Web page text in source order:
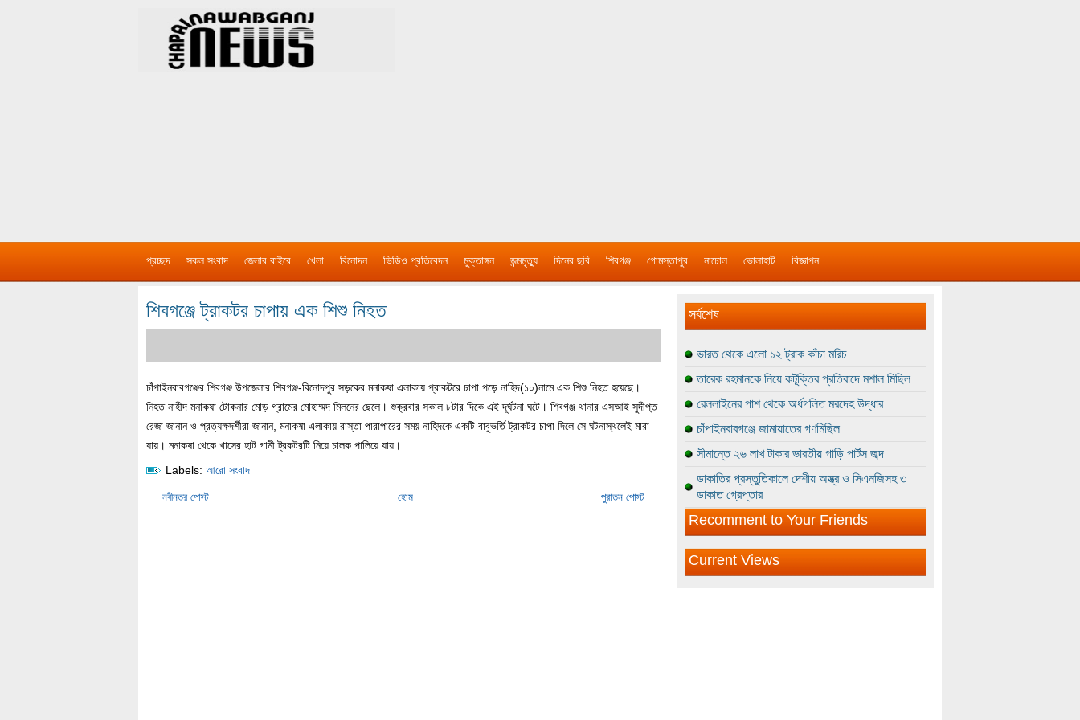
প্রচ্ছদ সকল সংবাদ জেলার বাইরে খেলা বিনোদন ভিডিও প্রতিবেদন মুক্তাঙ্গন জন্মমৃত্যু দিনের ছবি শিবগঞ্জ গোমস্তাপুর নাচোল ভোলাহাট বিজ্ঞাপন
শিবগঞ্জে ট্রাকটর চাপায় এক শিশু নিহত
চাঁপাইনবাবগঞ্জের শিবগঞ্জ উপজেলার শিবগঞ্জ-বিনোদপুর সড়কের মনাকষা এলাকায় প্রাকটরে চাপা পড়ে নাহিদ(১০)নামে এক শিশু নিহত হয়েছে।
নিহত নাহীদ মনাকষা টোকনার মোড় গ্রামের মোহাম্মদ মিলনের ছেলে। শুক্রবার সকাল ৮টার দিকে এই দূর্ঘটনা ঘটে। শিবগঞ্জ থানার এসআই সুদীপ্ত
রেজা জানান ও প্রত্যক্ষদর্শীরা জানান, মনাকষা এলাকায় রাস্তা পারাপারের সময় নাহিদকে একটি বাবুভর্তি ট্রাকটর চাপা দিলে সে ঘটনাস্থলেই মারা
যায়। মনাকষা থেকে খাসের হাট গামী ট্রকটরটি নিয়ে চালক পালিয়ে যায়।
Labels: আরো সংবাদ
নবীনতর পোস্ট পুরাতন পোস্ট
হোম
সর্বশেষ
ভারত থেকে এলো ১২ ট্রাক কাঁচা মরিচ
তারেক রহমানকে নিয়ে কটূক্তির প্রতিবাদে মশাল মিছিল
রেললাইনের পাশ থেকে অর্ধগলিত মরদেহ উদ্ধার
চাঁপাইনবাবগঞ্জে জামায়াতের গণমিছিল
সীমান্তে ২৬ লাখ টাকার ভারতীয় গাড়ি পার্টস জব্দ
ডাকাতির প্রস্তুতিকালে দেশীয় অস্ত্র ও সিএনজিসহ ৩
ডাকাত গ্রেপ্তার
Recomment to Your Friends
Current Views